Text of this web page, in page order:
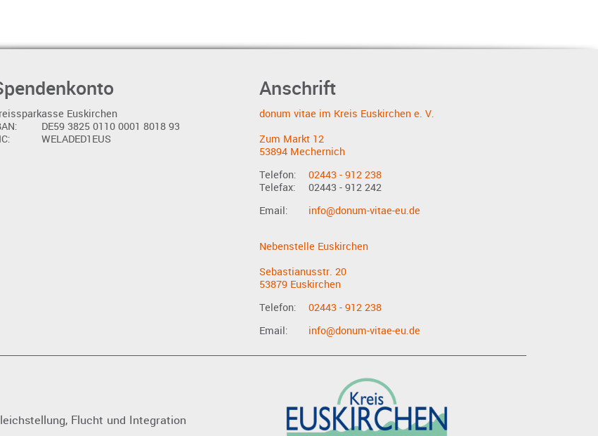
Euskirchen
DE59 3825 0110 0001 8018 93
WELADED1EUS
Anschrift
donum vitae im Kreis Euskirchen e. V.
Zum Markt 12
53894 Mechernich
Telefon:
02443 - 912 238
Telefax:
02443 - 912 242
Email:
info@donum-vitae-eu.de
Nebenstelle Euskirchen
Sebastianusstr. 20
53879 Euskirchen
Telefon:
02443 - 912 238
Email:
info@donum-vitae-eu.de
Flucht und Integration